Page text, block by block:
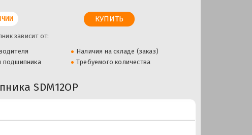
зависит от:
Наличия на складе (заказ)
Требуемого количества
SDM12OP